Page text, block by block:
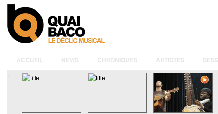
ACCUEIL NEWS CHRONIQUES ARTISTES
.